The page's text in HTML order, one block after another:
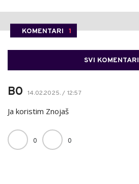
KOMENTARI 1
SVI KOMENTARI
BO 14.02.2025. / 12:57
Ja koristim Znojaš
0 0